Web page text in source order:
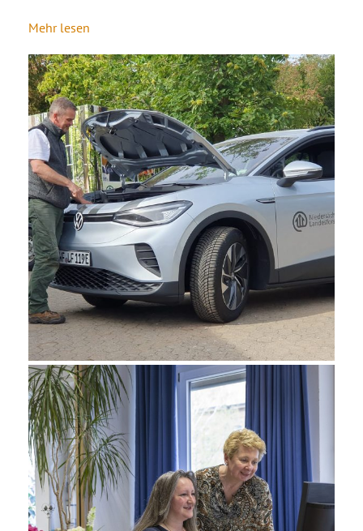
Mehr lesen